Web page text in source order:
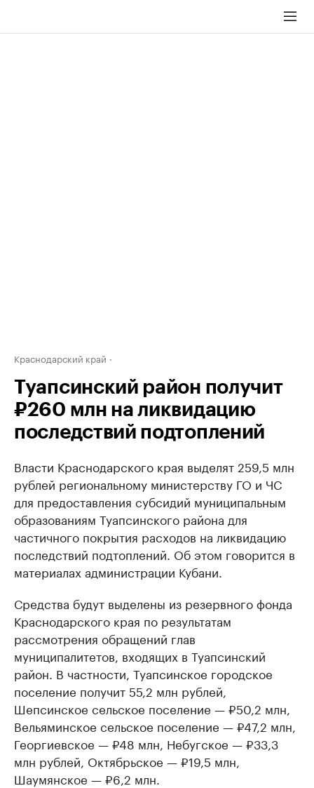
Краснодарский край
Туапсинский район получит
₽260 млн на ликвидацию
последствий подтоплений
Власти Краснодарского края выделят 259,5 млн
рублей региональному министерству ГО и ЧС
для предоставления субсидий муниципальным
образованиям Туапсинского района для
частичного покрытия расходов на ликвидацию
последствий подтоплений. Об этом говорится в
материалах администрации Кубани.
Средства будут выделены из резервного фонда
Краснодарского края по результатам
рассмотрения обращений глав
муниципалитетов, входящих в Туапсинский
район. В частности, Туапсинское городское
поселение получит 55,2 млн рублей,
Шепсинское сельское поселение — ₽50,2 млн,
Вельяминское сельское поселение — ₽47,2 млн,
Георгиевское — ₽48 млн, Небугское — ₽33,3
млн рублей, Октябрьское — ₽19,5 млн,
Шаумянское — ₽6,2 млн.